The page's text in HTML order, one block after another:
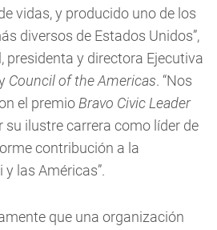
vidas, y producido uno de los
diversos de Estados Unidos”,
presidenta y directora Ejecutiva
Council of the Americas. “Nos
el premio Bravo Civic Leader
su ilustre carrera como líder de
contribución a la
las Américas”.
que una organización